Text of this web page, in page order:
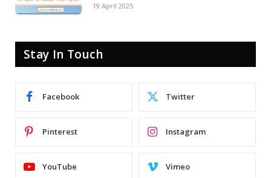
19 April 2025
Stay In Touch
Facebook Twitter
Pinterest Instagram
YouTube Vimeo